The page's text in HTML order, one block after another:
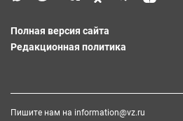
Полная версия сайта
Редакционная политика
Пишите нам на information@vz.ru